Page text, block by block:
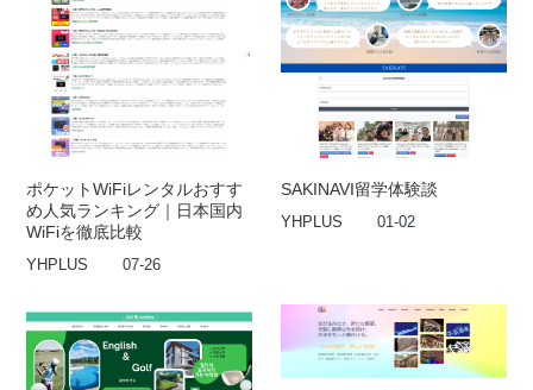
ポケットWiFiレンタルおすす
め人気ランキング｜日本国内
WiFiを徹底比較
YHPLUS 07-26
SAKINAVI留学体験談
YHPLUS 01-02